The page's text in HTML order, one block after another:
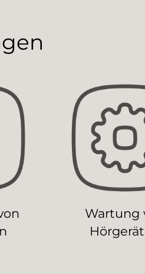
Wartung